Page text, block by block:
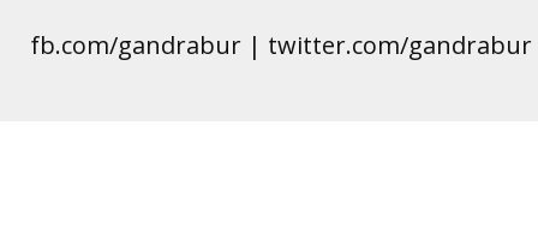
fb.com/gandrabur | twitter.com/gandrabur